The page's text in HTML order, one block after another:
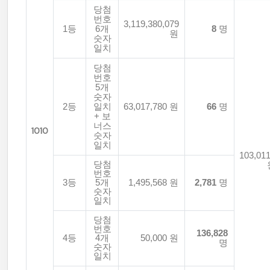
1010
1등
당첨
번호
6개
숫자
일치
3,119,380,079
원
8 명
2등
당첨
번호
5개
숫자
일치
+ 보
너스
숫자
일치
63,017,780 원 66 명
3등
당첨
번호
5개
숫자
일치
1,495,568 원 2,781 명
4등
당첨
번호
4개
숫자
일치
50,000 원
136,828
명